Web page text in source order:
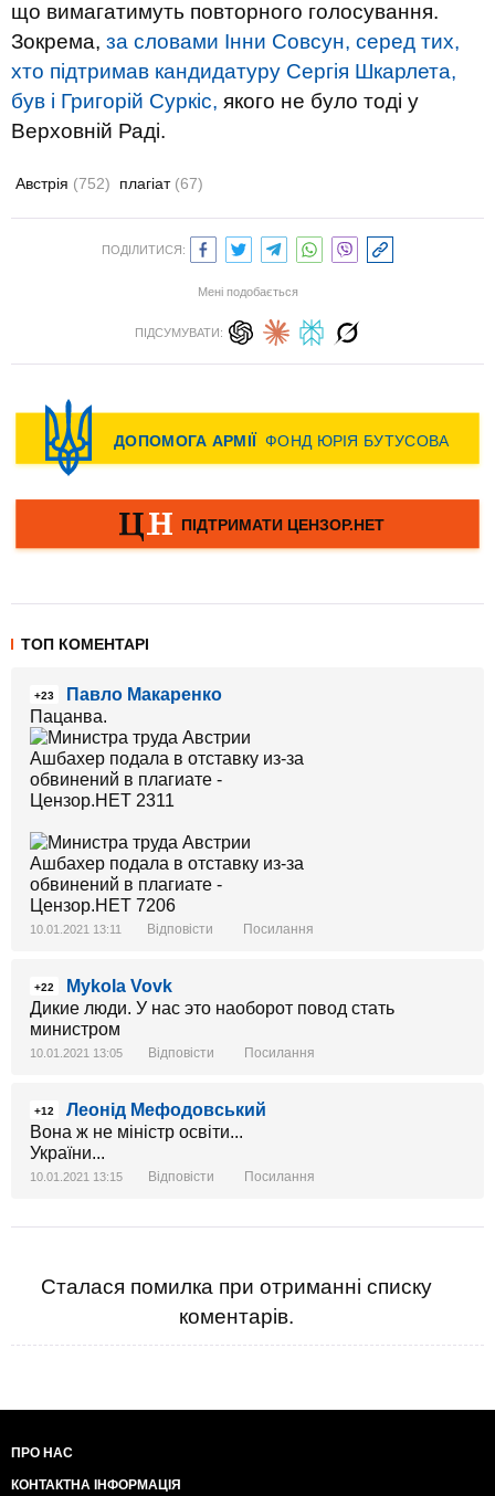
що вимагатимуть повторного голосування.
Зокрема, за словами Інни Совсун, серед тих,
хто підтримав кандидатуру Сергія Шкарлета,
був і Григорій Суркіс, якого не було тоді у
Верховній Раді.
Австрія (752) плагіат (67)
ПОДІЛИТИСЯ:
Мені подобається
ПІДСУМУВАТИ:
ТОП КОМЕНТАРІ
+23
Павло Макаренко
Пацанва.
10.01.2021 13:11 Відповісти Посилання
+22
Mykola Vovk
Дикие люди. У нас это наоборот повод стать
министром
10.01.2021 13:05 Відповісти Посилання
+12
Леонід Мефодовський
Вона ж не міністр освіти...
України...
10.01.2021 13:15 Відповісти Посилання
Сталася помилка при отриманні списку
коментарів.
ПРО НАС
КОНТАКТНА ІНФОРМАЦІЯ